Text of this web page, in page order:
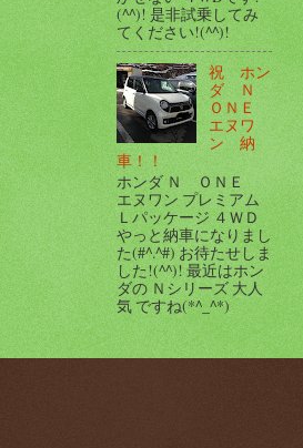
(^^)! 是非試乗してみ
てください!(^^)!
祝 ホン
ダ Ｎ
ＯＮＥ
エヌワ
ン 納
車！！
ホンダ Ｎ ＯＮＥ
エヌワン プレミアム
Ｌパッケージ ４ＷＤ
やっと納車になりまし
た(#^.^#) お待たせしま
した!(^^)! 最近はホン
ダの Ｎシリーズ 大人
気 ですね(*^_^*)